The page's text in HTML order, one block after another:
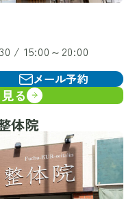
/ 15:00～20:00
メール予約
る
体院